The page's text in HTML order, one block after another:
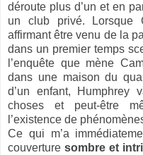
déroute plus d’un et en
un club privé. Lorsque
affirmant être venu de la
dans un premier temps
l’enquête que mène
dans une maison du
d’un enfant, Humphrey
choses et peut-être
l’existence de
Ce qui m’a
couverture sombre et